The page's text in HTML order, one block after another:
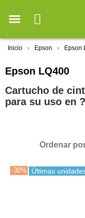
Inicio Epson Epson
Epson LQ400
Cartucho de
para su uso en
Ordenar
-30% Últimas